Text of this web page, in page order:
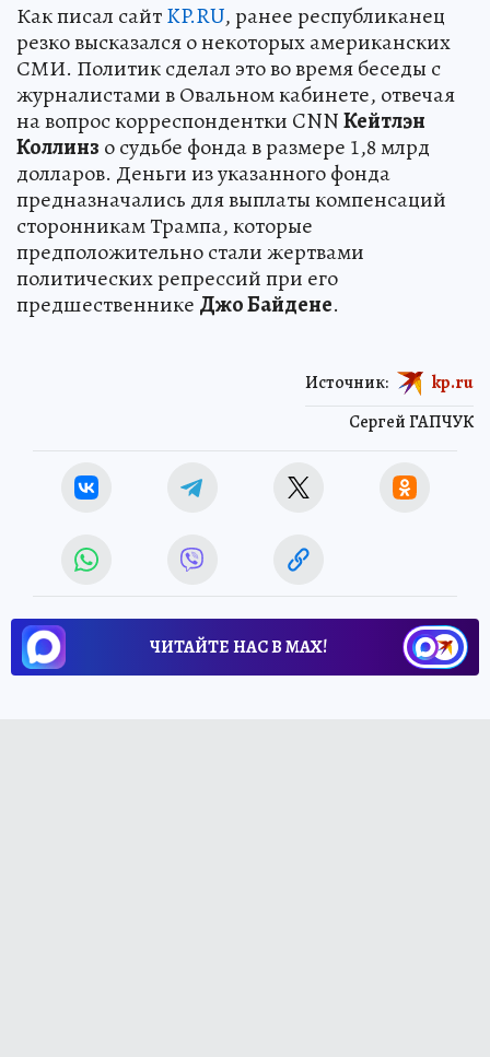
Как писал сайтKP.RU, ранее республиканец
резко высказался о некоторых американских
СМИ. Политик сделал это во время беседы с
журналистами в Овальном кабинете, отвечая
на вопрос корреспондентки CNNКейтлэн
Коллинз о судьбе фонда в размере 1,8 млрд
долларов. Деньги из указанного фонда
предназначались для выплаты компенсаций
сторонникам Трампа, которые
предположительно стали жертвами
политических репрессий при его
предшественнике Джо Байдене.
Сергей ГАПЧУК
Источник: kp.ru
ЧИТАЙТЕ НАС В МАХ!